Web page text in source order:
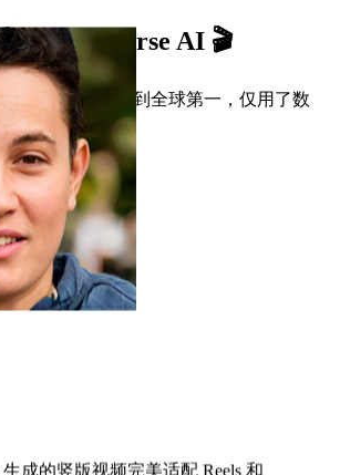
Happy Horse AI 🎬
名登顶基准测试到全球第一，仅用了数
的真实反馈。
生成的竖版视频完美适配 Reels 和
构图和动感的理解超过任何竞品。